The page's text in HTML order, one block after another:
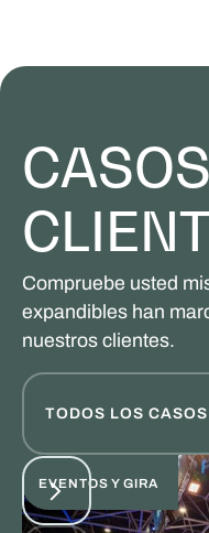
Compruebe usted
expandibles han
nuestros clientes.
TODOS LOS
EVENTOS Y GIRA